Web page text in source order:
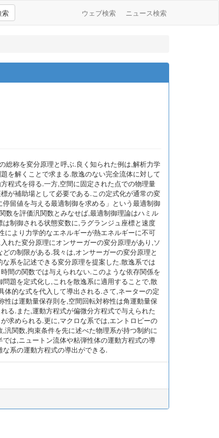
索 ウェブ検索 ニュース検索
総称を変分原理と呼ぶ.良く知られた例は,解析力学
を解くことで求まる.散逸のない完全流体に対して
程式を得る.一方,空間に固定された点での物理量
が補助場として必要である.この定式化が通常の変
留値を与える最適制御を求める」という最適制御
数を評価汎関数とみなせば,最適制御理論はハミル
制御される状態変数に,ラグランジュ座標と速度
より力学的なエネルギーが熱エネルギーに不可
れた変分原理にオンサーガーの変分原理があり,ソ
の制限がある.我々は,オンサーガーの変分原理と
系を記述できる変分原理を提案した.散逸系では
間の関数では与えられない.このような依存関係を
題を定式化し,これを散逸系に適用することで,散
的な式を代入して導出される.さて,ネーターの定
は運動量保存則を,空間回転対称性は角運動量保
る.また,運動方程式が偏微分方程式で与えられた
求められる.更に,マクロな系では,エントロピーの
関数,拘束条件を先に述べた物理系が持つ制約に
は,ニュートン流体や粘弾性体の運動方程式の導
系の運動方程式の導出ができる.